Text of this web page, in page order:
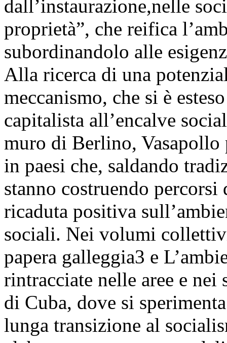
dall’instaurazione,nelle
proprietà”, che reifica
subordinandolo alle
Alla ricerca di una
meccanismo, che si è
capitalista all’encalve
muro di Berlino,
in paesi che, saldando
stanno costruendo
ricaduta positiva
sociali. Nei volumi
papera galleggia3 e
rintracciate nelle aree e
di Cuba, dove si
lunga transizione al